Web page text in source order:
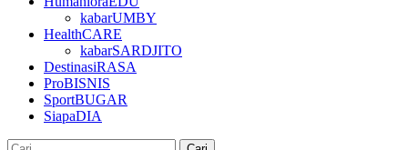
kabarUMBY
HealthCARE
kabarSARDJITO
DestinasiRASA
ProBISNIS
SportBUGAR
SiapaDIA
Cari